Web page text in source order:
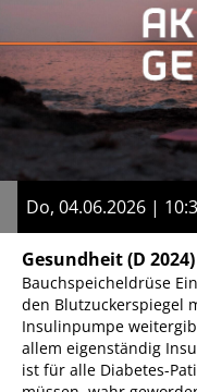
Do, 04.06.2026 |
Gesundheit(D 2024)
Bauchspeicheldrüse
den Blutzuckerspiegel
Insulinpumpe
allem eigenständig
ist für alle Diabetes-